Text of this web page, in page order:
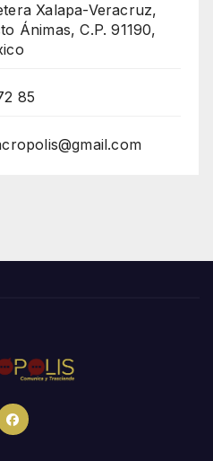
Xalapa-Veracruz,
Ánimas, C.P. 91190,
85